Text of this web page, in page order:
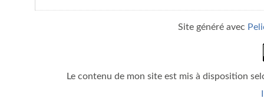
Site généré avec
Le contenu de mon site est mis à disposition